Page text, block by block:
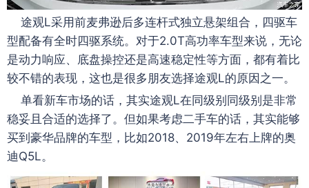
途观L采用前麦弗逊后多连杆式独立悬架组合，四驱车
型配备有全时四驱系统。对于2.0T高功率车型来说，无论
是动力响应、底盘操控还是高速稳定性等方面，都有着比
较不错的表现，这也是很多朋友选择途观L的原因之一。
单看新车市场的话，其实途观L在同级别同级别是非常
稳妥且合适的选择了。但如果考虑二手车的话，其实能够
买到豪华品牌的车型，比如2018、2019年左右上牌的奥
迪Q5L。